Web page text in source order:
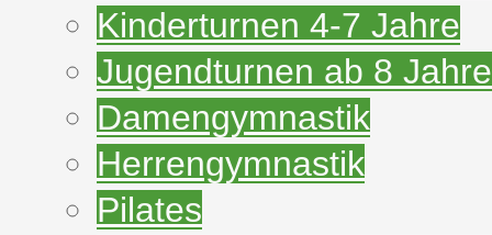
Kinderturnen 4-7 Jahre
Jugendturnen ab 8 Jahre
Damengymnastik
Herrengymnastik
Pilates